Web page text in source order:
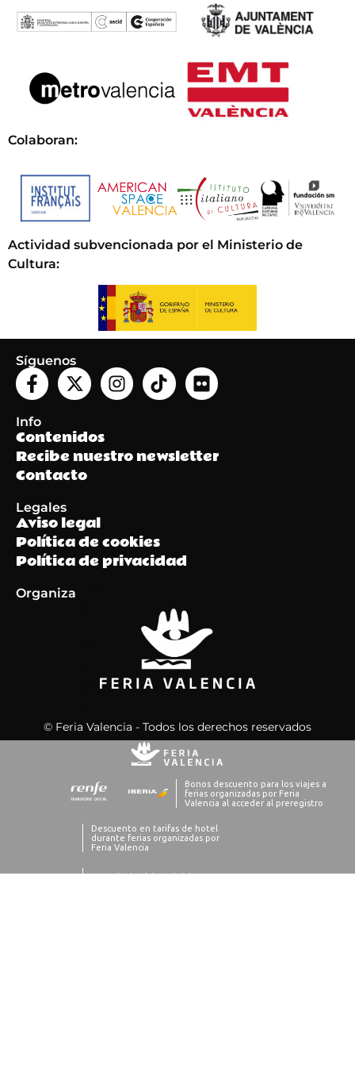
Colaboran:
Actividad subvencionada por el Ministerio de
Cultura:
Síguenos
Info
Contenidos
Recibe nuestro newsletter
Contacto
Legales
Aviso legal
Política de cookies
Política de privacidad
Organiza
© Feria Valencia - Todos los derechos reservados